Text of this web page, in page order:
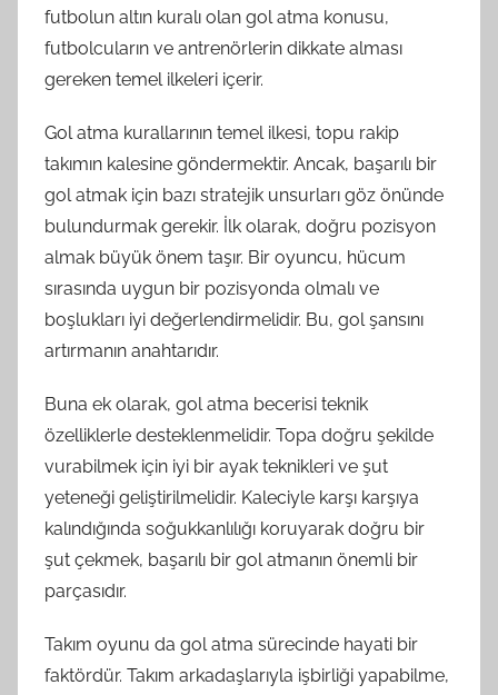
futbolun altın kuralı olan gol atma konusu,
futbolcuların ve antrenörlerin dikkate alması
gereken temel ilkeleri içerir.
Gol atma kurallarının temel ilkesi, topu rakip
takımın kalesine göndermektir. Ancak, başarılı bir
gol atmak için bazı stratejik unsurları göz önünde
bulundurmak gerekir. İlk olarak, doğru pozisyon
almak büyük önem taşır. Bir oyuncu, hücum
sırasında uygun bir pozisyonda olmalı ve
boşlukları iyi değerlendirmelidir. Bu, gol şansını
artırmanın anahtarıdır.
Buna ek olarak, gol atma becerisi teknik
özelliklerle desteklenmelidir. Topa doğru şekilde
vurabilmek için iyi bir ayak teknikleri ve şut
yeteneği geliştirilmelidir. Kaleciyle karşı karşıya
kalındığında soğukkanlılığı koruyarak doğru bir
şut çekmek, başarılı bir gol atmanın önemli bir
parçasıdır.
Takım oyunu da gol atma sürecinde hayati bir
faktördür. Takım arkadaşlarıyla işbirliği yapabilme,